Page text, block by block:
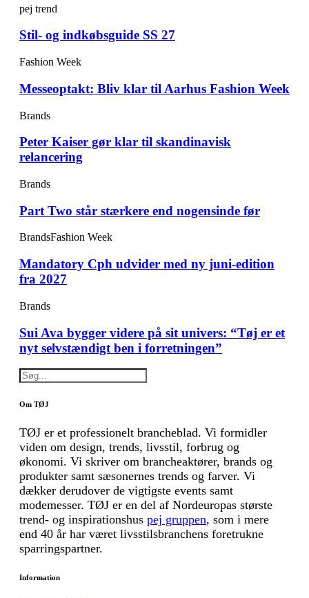
pej trend
Stil- og indkøbsguide SS 27
Fashion Week
Messeoptakt: Bliv klar til Aarhus Fashion Week
Brands
Peter Kaiser gør klar til skandinavisk
relancering
Brands
Part Two står stærkere end nogensinde før
BrandsFashion Week
Mandatory Cph udvider med ny juni-edition
fra 2027
Brands
Sui Ava bygger videre på sit univers: “Tøj er et
nyt selvstændigt ben i forretningen”
Om TØJ
TØJ er et professionelt brancheblad. Vi formidler
viden om design, trends, livsstil, forbrug og
økonomi. Vi skriver om brancheaktører, brands og
produkter samt sæsonernes trends og farver. Vi
dækker derudover de vigtigste events samt
modemesser. TØJ er en del af Nordeuropas største
trend- og inspirationshus pej gruppen, som i mere
end 40 år har været livsstilsbranchens foretrukne
sparringspartner.
Information